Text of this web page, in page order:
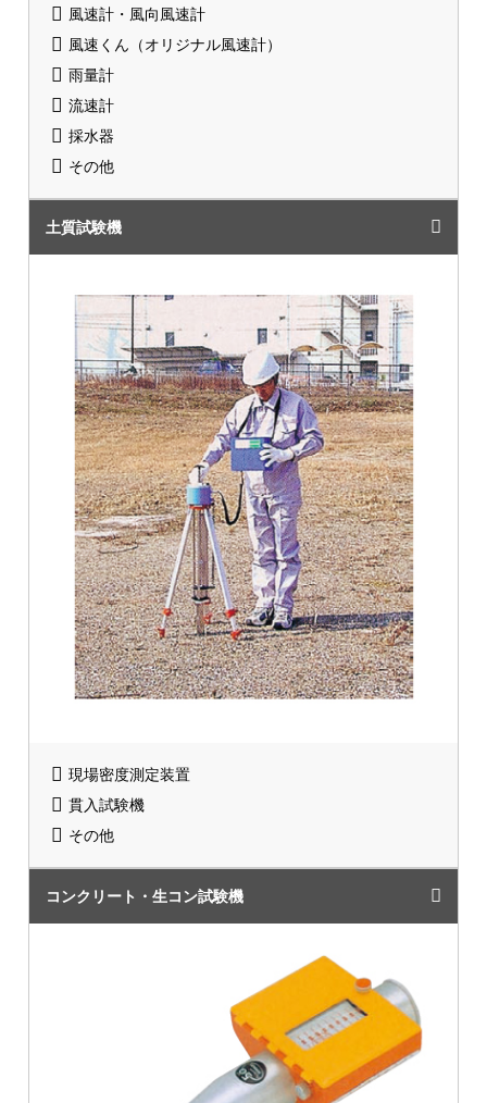
風速計・風向風速計
風速くん（オリジナル風速計）
雨量計
流速計
採水器
その他
土質試験機
現場密度測定装置
貫入試験機
その他
コンクリート・生コン試験機